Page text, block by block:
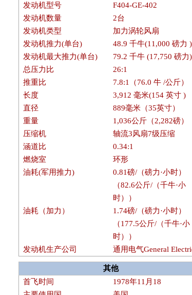
发动机型号
F404-GE-402
发动机数量
2台
发动机类型
加力涡轮风扇
发动机推力(单台)
48.9 千牛(11,000 磅力 )
发动机最大推力(单台)
79.2 千牛 (17,750 磅力)
总压力比
26:1
推重比
7.8:1（76.0 牛 /公斤）
长度
3,912 毫米(154 英寸 )
直径
889毫米（35英寸）
重量
1,036公斤（2,282磅）
压缩机
轴流3风扇7级压缩
涵道比
0.34:1
燃烧室
环形
油耗(军用推力)
0.81磅/（磅力·小时）
（82.6公斤/（千牛·小
时））
油耗（加力）
1.74磅/（磅力·小时）
（177.5公斤/（千牛·小
时））
发动机生产公司
通用电气General
其他
首飞时间
1978年11月18